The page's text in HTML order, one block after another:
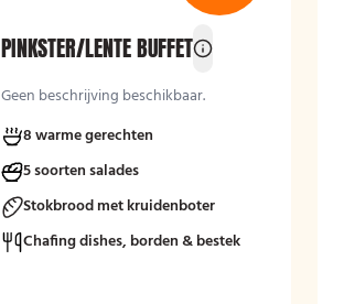
PINKSTER/LENTE BUFFET
Geen beschrijving beschikbaar.
8 warme gerechten
5 soorten salades
Stokbrood met kruidenboter
Chafing dishes, borden & bestek